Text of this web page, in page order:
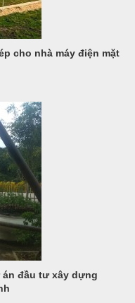
cho nhà máy điện mặt
án đầu tư xây dựng